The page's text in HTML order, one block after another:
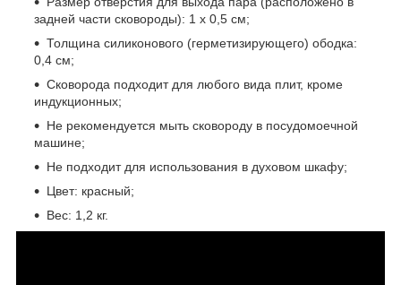
задней части сковороды): 1 х 0,5 см;
Толщина силиконового (герметизирующего) ободка:
0,4 см;
Сковорода подходит для любого вида плит, кроме
индукционных;
Не рекомендуется мыть сковороду в посудомоечной
машине;
Не подходит для использования в духовом шкафу;
Цвет: красный;
Вес: 1,2 кг.